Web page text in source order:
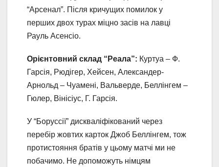
“Арсенал”. Після кричущих помилок у
перших двох турах міцно засів на лавці
Рауль Асенсіо.
Орієнтовний склад “Реала”: Куртуа – Ф.
Гарсія, Рюдігер, Хейсен, Александер-
Арнольд – Чуамені, Вальверде, Беллінгем –
Гюлер, Вінісіус, Г. Гарсія.
У “Боруссії” дискваліфікований через
перебір жовтих карток Джоб Беллінгем, тож
протистояння братів у цьому матчі ми не
побачимо. Не допоможуть німцям